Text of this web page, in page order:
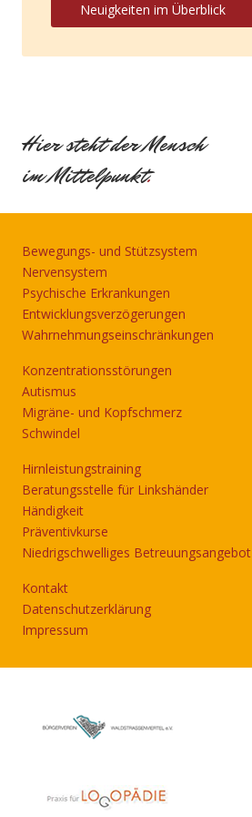
Neuigkeiten im Überblick
Hier steht der Mensch
im Mittelpunkt.
Bewegungs- und Stützsystem
Nervensystem
Psychische Erkrankungen
Entwicklungsverzögerungen
Wahrnehmungseinschränkungen
Konzentrationsstörungen
Autismus
Migräne- und Kopfschmerz
Schwindel
Hirnleistungstraining
Beratungsstelle für Linkshänder
Händigkeit
Präventivkurse
Niedrigschwelliges Betreuungsangebot
Kontakt
Datenschutzerklärung
Impressum